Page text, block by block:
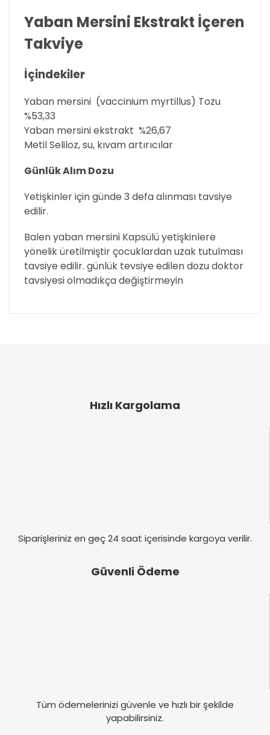
Yaban Mersini Ekstrakt İçeren
Takviye
İçindekiler
Yaban mersini (vaccinium myrtillus) Tozu
%53,33
Yaban mersini ekstrakt %26,67
Metil Seliloz, su, kıvam artırıcılar
Günlük Alım Dozu
Yetişkinler için günde 3 defa alınması tavsiye
edilir.
Balen yaban mersini Kapsülü yetişkinlere
yönelik üretilmiştir çocuklardan uzak tutulması
tavsiye edilir. günlük tevsiye edilen dozu doktor
tavsiyesi olmadıkça değiştirmeyin
Bu ürünün fiyat bilgisi, resim, ürün açıklamalarında
Ürün bilgilerinde hatalar bulunuyor.
Hızlı Kargolama
Siparişleriniz en geç 24 saat içerisinde kargoya verilir.
Güvenli Ödeme
Tüm ödemelerinizi güvenle ve hızlı bir şekilde
yapabilirsiniz.